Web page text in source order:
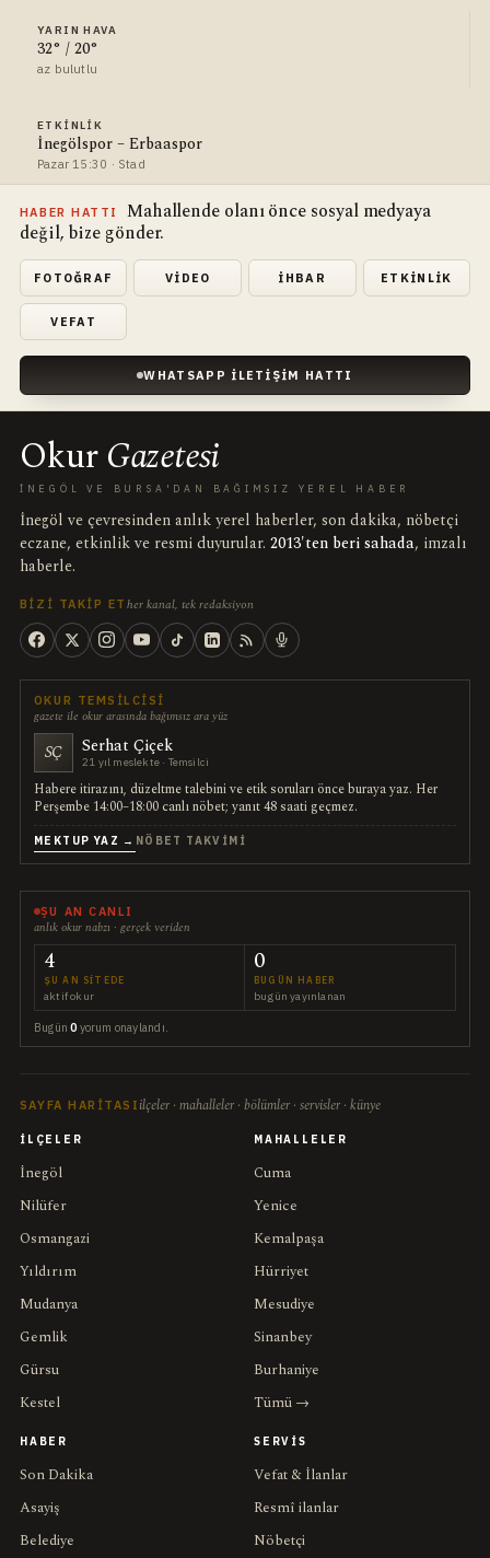
YARIN HAVA
32° / 20°
az bulutlu
ETKINLIK
İnegölspor – Erbaaspor
Pazar 15:30 · Stad
HABER HATTI
Mahallende olanı önce sosyal medyaya
değil, bize gönder.
FOTOĞRAF VIDEO İHBAR ETKINLIK
VEFAT
WHATSAPP İLETIŞIM HATTI
OkurGazetesi
İNEGÖL VE BURSA'DAN BAĞIMSIZ YEREL HABER
İnegöl ve çevresinden anlık yerel haberler, son dakika, nöbetçi
eczane, etkinlik ve resmi duyurular. 2013'ten beri sahada, imzalı
haberle.
BIZI TAKIP ET her kanal, tek redaksiyon
OKUR TEMSILCISI
gazete ile okur arasında bağımsız ara yüz
SÇ Serhat Çiçek
21 yıl meslekte · Temsilci
Habere itirazını, düzeltme talebini ve etik soruları önce buraya yaz. Her
Perşembe 14:00–18:00 canlı nöbet; yanıt 48 saati geçmez.
MEKTUP YAZ → NÖBET TAKVIMI
ŞU AN CANLI
anlık okur nabzı · gerçek veriden
4
ŞU AN SITEDE
aktif okur
0
BUGÜN HABER
bugün yayınlanan
Bugün0 yorum onaylandı.
SAYFA HARITASI ilçeler · mahalleler · bölümler · servisler · künye
İLÇELER
İnegöl
Nilüfer
Osmangazi
Yıldırım
Mudanya
Gemlik
Gürsu
Kestel
MAHALLELER
Cuma
Yenice
Kemalpaşa
Hürriyet
Mesudiye
Sinanbey
Burhaniye
Tümü →
HABER
Son Dakika
Asayiş
Belediye
SERVIS
Vefat & İlanlar
Resmî ilanlar
Nöbetçi